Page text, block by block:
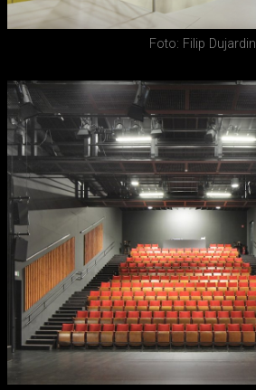
Foto: Filip Dujardin